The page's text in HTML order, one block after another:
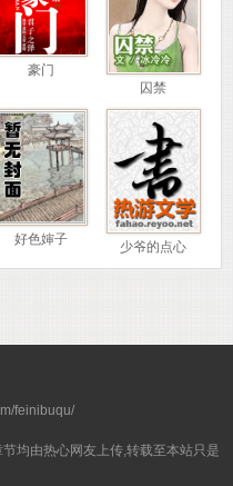
豪门
囚禁
好色婶子 少爷的点心
feinibuqu/
均由热心网友上传,转载至本站只是